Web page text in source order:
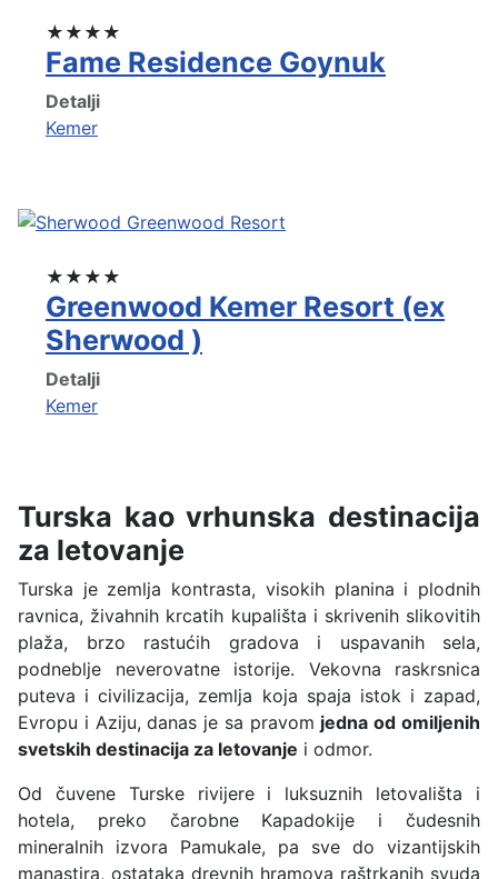
★★★★
Fame Residence Goynuk
Detalji
Kemer
★★★★
Greenwood Kemer Resort (ex
Sherwood )
Detalji
Kemer
Turska kao vrhunska destinacija
za letovanje
Turska je zemlja kontrasta, visokih planina i plodnih
ravnica, živahnih krcatih kupališta i skrivenih slikovitih
plaža, brzo rastućih gradova i uspavanih sela,
podneblje neverovatne istorije. Vekovna raskrsnica
puteva i civilizacija, zemlja koja spaja istok i zapad,
Evropu i Aziju, danas je sa pravom jedna od omiljenih
svetskih destinacija za letovanje i odmor.
Od čuvene Turske rivijere i luksuznih letovališta i
hotela, preko čarobne Kapadokije i čudesnih
mineralnih izvora Pamukale, pa sve do vizantijskih
manastira, ostataka drevnih hramova raštrkanih svuda